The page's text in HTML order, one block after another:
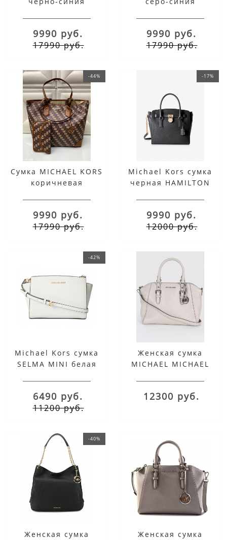
9990 руб.
17990 руб.
9990 руб.
17990 руб.
-44%
Сумка MICHAEL KORS
коричневая
9990 руб.
17990 руб.
-17%
Michael Kors сумка
черная HAMILTON
9990 руб.
12000 руб.
-42%
Michael Kors сумка
SELMA MINI белая
6490 руб.
11200 руб.
Женская сумка
MICHAEL MICHAEL
12300 руб.
-40%
Женская сумка
Женская сумка